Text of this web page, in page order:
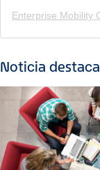
Enterprise Mobility
Noticia